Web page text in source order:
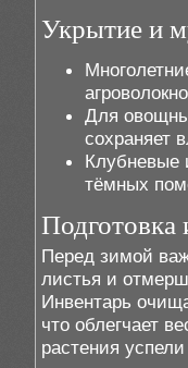
Укрытие и
Для
сохраняет
Клубневые
тёмных
Подготовка
Перед зимой
листья и
Инвентарь
что облегчает
растения